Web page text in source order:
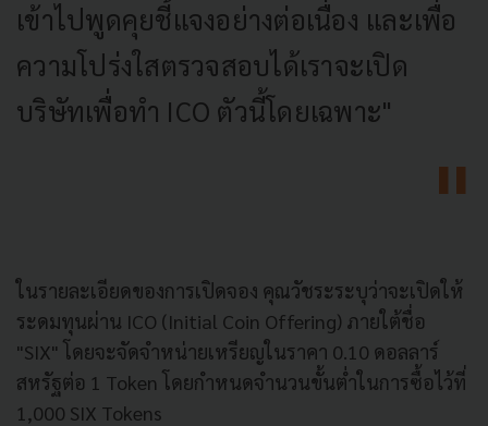
เข้าไปพูดคุยชี้แจงอย่างต่อเนื่อง และเพื่อ
ความโปร่งใสตรวจสอบได้เราจะเปิด
บริษัทเพื่อทำ ICO ตัวนี้โดยเฉพาะ"
ในรายละเอียดของการเปิดจอง คุณวัชระระบุว่าจะเปิดให้
ระดมทุนผ่าน ICO (Initial Coin Offering) ภายใต้ชื่อ
"SIX" โดยจะจัดจำหน่ายเหรียญในราคา 0.10 ดอลลาร์
สหรัฐต่อ 1 Token โดยกำหนดจำนวนขั้นต่ำในการซื้อไว้ที่
1,000 SIX Tokens